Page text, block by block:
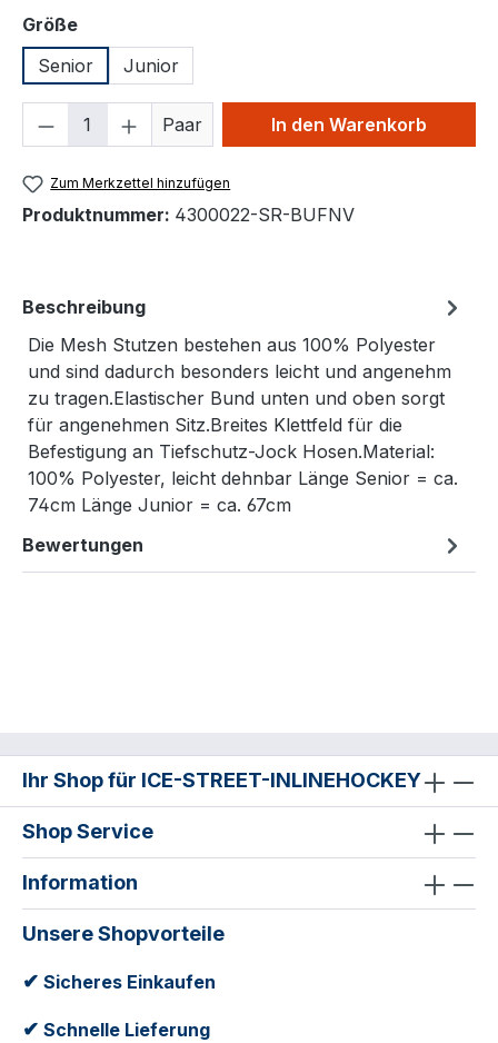
Größeauswählen
Senior
Junior
Produkt Anzahl: Gib den
Paar In den Warenkorb
Zum Merkzettel hinzufügen
Produktnummer: 4300022-SR-BUFNV
Beschreibung
Die Mesh Stutzen bestehen aus 100% Polyester
und sind dadurch besonders leicht und angenehm
zu tragen.Elastischer Bund unten und oben sorgt
für angenehmen Sitz.Breites Klettfeld für die
Befestigung an Tiefschutz-Jock Hosen.Material:
100% Polyester, leicht dehnbar Länge Senior = ca.
74cm Länge Junior = ca. 67cm
Bewertungen
Ihr Shop für ICE-STREET-INLINEHOCKEY
Shop Service
Information
Unsere Shopvorteile
✔ Sicheres Einkaufen
✔ Schnelle Lieferung